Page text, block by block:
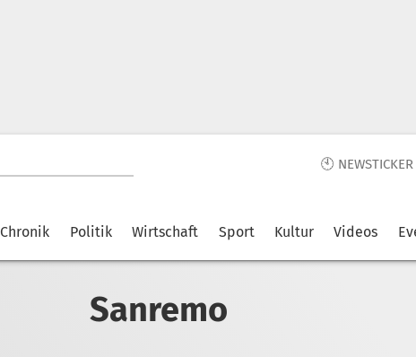
🕙 NEWSTICKER
Chronik Politik Wirtschaft Sport Kultur Videos
Sanremo